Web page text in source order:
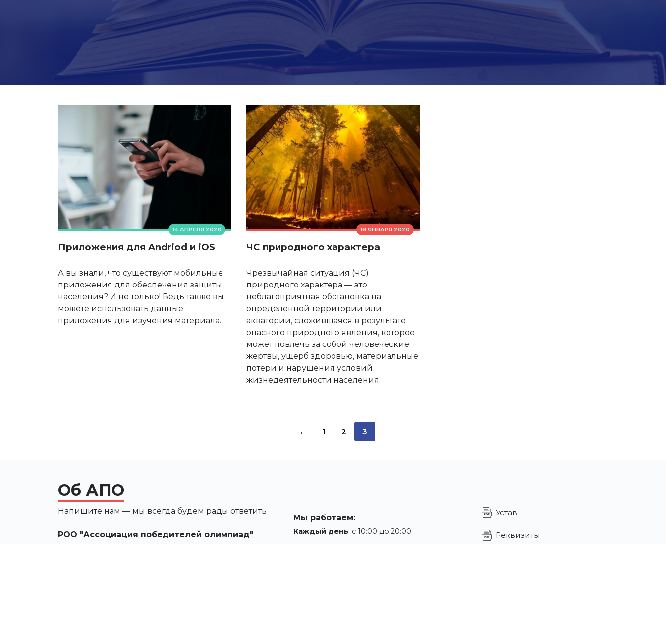
14 АПРЕЛЯ 2020
Приложения для Andriod и iOS
А вы знали, что существуют мобильные
приложения для обеспечения защиты
населения? И не только! Ведь также вы
можете использовать данные
приложения для изучения материала.
18 ЯНВАРЯ 2020
ЧС природного характера
Чрезвычайная ситуация (ЧС)
природного характера — это
неблагоприятная обстановка на
определенной территории или
акватории, сложившаяся в результате
опасного природного явления, которое
может повлечь за собой человеческие
жертвы, ущерб здоровью, материальные
потери и нарушения условий
жизнедеятельности населения.
← 1 2 3
Об АПО
Напишите нам — мы всегда будем рады ответить
РОО "Ассоциация победителей олимпиад"
Мы работаем:
Каждый день: с 10:00 до 20:00
Устав
Реквизиты